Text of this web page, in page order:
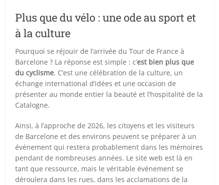
Plus que du vélo : une ode au sport et
à la culture
Pourquoi se réjouir de l’arrivée du Tour de France à
Barcelone ? La réponse est simple : c’est bien plus que
du cyclisme. C’est une célébration de la culture, un
échange international d’idées et une occasion de
présenter au monde entier la beauté et l’hospitalité de la
Catalogne.
Ainsi, à l’approche de 2026, les citoyens et les visiteurs
de Barcelone et des environs peuvent se préparer à un
événement qui restera probablement dans les mémoires
pendant de nombreuses années. Le site web est là en
tant que ressource, mais le véritable événement se
déroulera dans les rues, dans les acclamations de la